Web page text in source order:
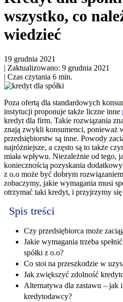
wszystko, co
wiedzieć
19 grudnia 2021
| Zaktualizowano: 9 grudnia 2021
| Czas czytania 6 min.
Poza ofertą dla standardowych
instytucji proponuje także liczne inne
kredyt dla firm. Takie rozwiązania
znają zwykli konsumenci, ponieważ
przedsiębiorstw są inne. Powody
najróżniejsze, a często są to także
miała wpływu. Niezależnie od tego,
koniecznością pozyskania
z o.o może być dobrym
zobaczymy, jakie wymagania musi
otrzymać taki kredyt, i przyjrzymy się
Spis treści
Czy przedsiębiorca może
Jakie wymagania trzeba
spółki z o.o?
Co stoi na przeszkodzie w
Jak zwiększyć zdolność
Alternatywa dla zastawu – jak
kredytodawcy?